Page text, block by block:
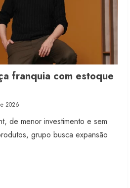
franquia com estoque
2026
de menor investimento e sem
grupo busca expansão